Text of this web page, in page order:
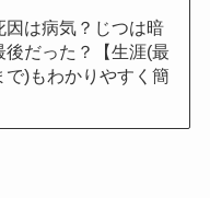
因は病気？じつは暗
後だった？【生涯(最
で)もわかりやすく簡